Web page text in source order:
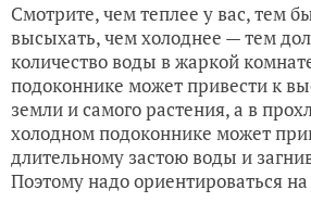
Смотрите, чем теплее у вас, тем
высыхать, чем холоднее — тем
количество воды в жаркой
подоконнике может привести к
земли и самого растения, а в
холодном подоконнике может
длительному застою воды и
Поэтому надо ориентироваться